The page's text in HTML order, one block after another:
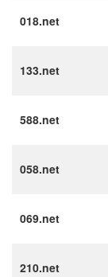
018.net
133.net
588.net
058.net
069.net
210.net